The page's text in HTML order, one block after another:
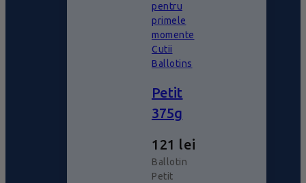
pentru
primele
momente
Cutii
Ballotins
Petit
375g
121 lei
Ballotin
Petit